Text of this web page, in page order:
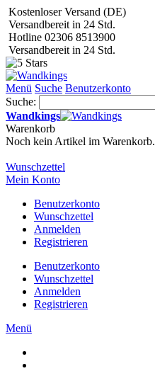
Kostenloser Versand (DE)
Versandbereit in 24 Std.
Hotline 02306 8513900
Versandbereit in 24 Std.
Menü Suche Benutzerkonto
Suche:
Wandkings
Warenkorb
Noch kein Artikel im Warenkorb.
Wunschzettel
Mein Konto
Benutzerkonto
Wunschzettel
Anmelden
Registrieren
Benutzerkonto
Wunschzettel
Anmelden
Registrieren
Menü